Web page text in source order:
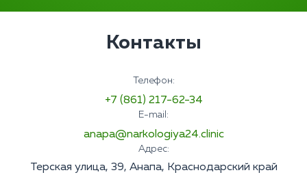
Контакты
Телефон:
+7 (861) 217-62-34
E-mail:
anapa@narkologiya24.clinic
Адрес:
Терская улица, 39, Анапа, Краснодарский край